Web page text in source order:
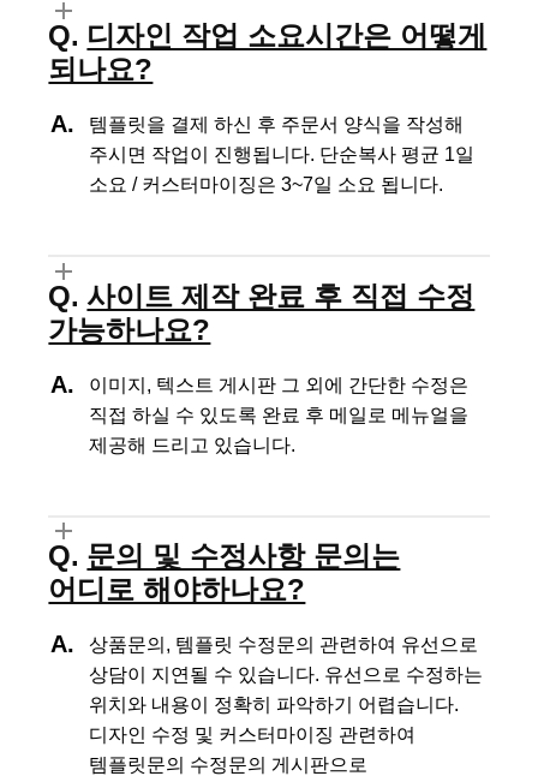
디자인 작업 소요시간은 어떻게
되나요?
템플릿을 결제 하신 후 주문서 양식을 작성해
주시면 작업이 진행됩니다. 단순복사 평균 1일
소요 / 커스터마이징은 3~7일 소요 됩니다.
사이트 제작 완료 후 직접 수정
가능하나요?
이미지, 텍스트 게시판 그 외에 간단한 수정은
직접 하실 수 있도록 완료 후 메일로 메뉴얼을
제공해 드리고 있습니다.
문의 및 수정사항 문의는
어디로 해야하나요?
상품문의, 템플릿 수정문의 관련하여 유선으로
상담이 지연될 수 있습니다. 유선으로 수정하는
위치와 내용이 정확히 파악하기 어렵습니다.
디자인 수정 및 커스터마이징 관련하여
템플릿문의 수정문의 게시판으로